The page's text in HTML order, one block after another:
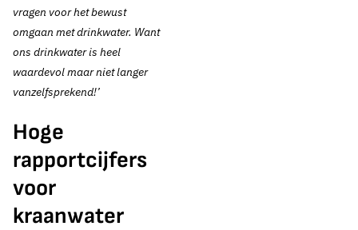
Thema's:
vragen voor het bewust
omgaan met drinkwater. Want
ons drinkwater is heel
waardevol maar niet langer
vanzelfsprekend!’
Hoge
rapportcijfers
voor
kraanwater